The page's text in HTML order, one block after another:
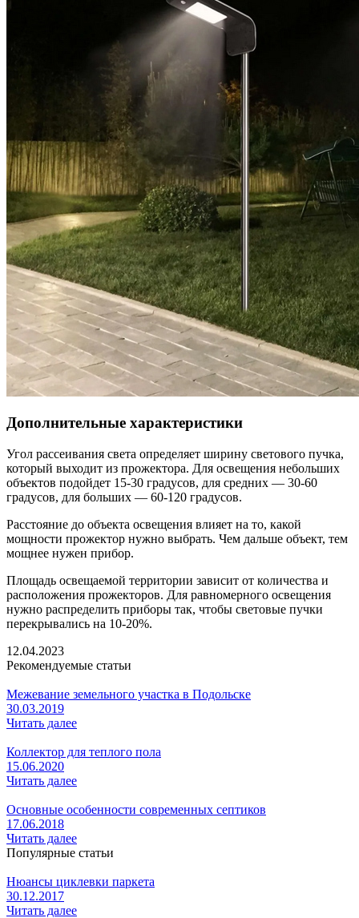
Дополнительные характеристики
Угол рассеивания света определяет ширину светового пучка,
который выходит из прожектора. Для освещения небольших
объектов подойдет 15-30 градусов, для средних — 30-60
градусов, для больших — 60-120 градусов.
Расстояние до объекта освещения влияет на то, какой
мощности прожектор нужно выбрать. Чем дальше объект, тем
мощнее нужен прибор.
Площадь освещаемой территории зависит от количества и
расположения прожекторов. Для равномерного освещения
нужно распределить приборы так, чтобы световые пучки
перекрывались на 10-20%.
12.04.2023
Рекомендуемые статьи
Межевание земельного участка в Подольске
30.03.2019
Читать далее
Коллектор для теплого пола
15.06.2020
Читать далее
Основные особенности современных септиков
17.06.2018
Читать далее
Популярные статьи
Нюансы циклевки паркета
30.12.2017
Читать далее